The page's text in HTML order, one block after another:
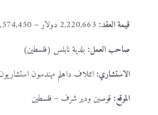
قيمة العقد:
صاحب العمل: بلدية نابلس (فلسطين)
الاستشاري: ائتلاف داهلم مهندسون
الموقع: قوصين ودير شرف – فلسطين